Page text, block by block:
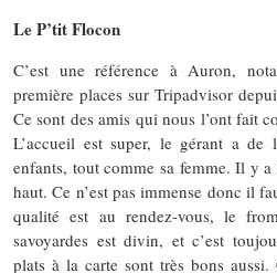
Le P’tit Flocon
C’est une référence à Auron,
première places sur Tripadvisor
Ce sont des amis qui nous l’ont fait
L’accueil est super, le gérant a
enfants, tout comme sa femme. Il y a
haut. Ce n’est pas immense donc il
qualité est au rendez-vous, le
savoyardes est divin, et c’est
plats à la carte sont très bons